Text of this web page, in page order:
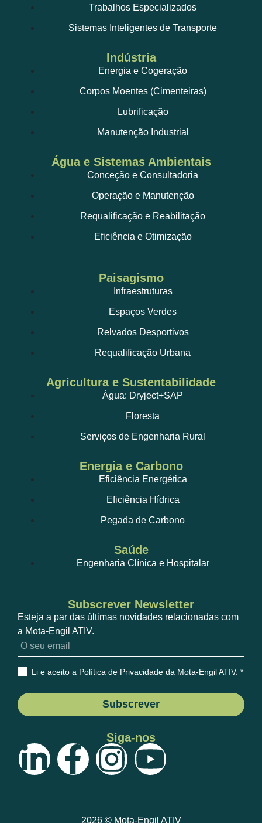
Trabalhos Especializados
Sistemas Inteligentes de Transporte
Indústria
Energia e Cogeração
Corpos Moentes (Cimenteiras)
Lubrificação
Manutenção Industrial
Água e Sistemas Ambientais
Conceção e Consultadoria
Operação e Manutenção
Requalificação e Reabilitação
Eficiência e Otimização
Paisagismo
Infraestruturas
Espaços Verdes
Relvados Desportivos
Requalificação Urbana
Agricultura e Sustentabilidade
Água: Dryject+SAP
Floresta
Serviços de Engenharia Rural
Energia e Carbono
Eficiência Energética
Eficiência Hídrica
Pegada de Carbono
Saúde
Engenharia Clínica e Hospitalar
Subscrever Newsletter
Esteja a par das últimas novidades relacionadas com
a Mota-Engil ATIV.
Li e aceito a Política de Privacidade da Mota-Engil ATIV. *
Subscrever
Siga-nos
2026 © Mota-Engil ATIV